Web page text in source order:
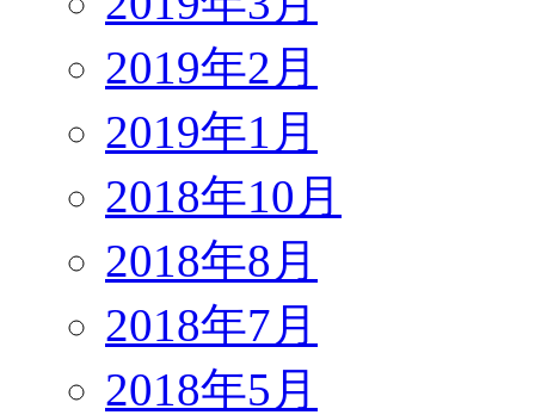
2019年2月
2019年1月
2018年10月
2018年8月
2018年7月
2018年5月